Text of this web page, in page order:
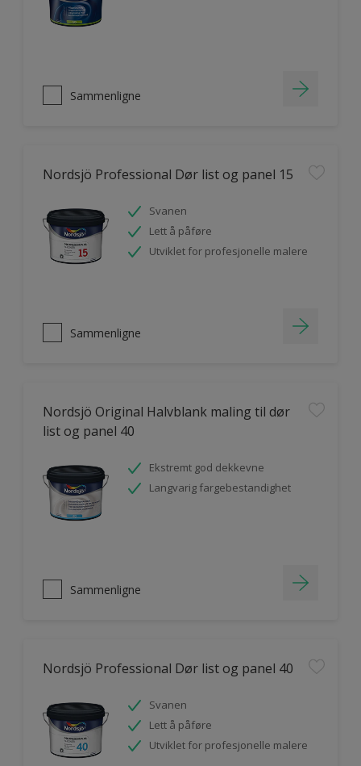
Sammenligne
Nordsjö Professional Dør list og panel 15
Svanen
Lett å påføre
Utviklet for profesjonelle malere
Sammenligne
Nordsjö Original Halvblank maling til dør
list og panel 40
Ekstremt god dekkevne
Langvarig fargebestandighet
Sammenligne
Nordsjö Professional Dør list og panel 40
Svanen
Lett å påføre
Utviklet for profesjonelle malere